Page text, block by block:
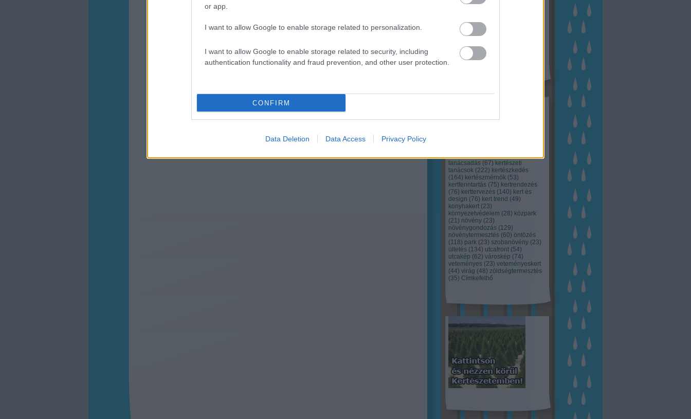
or app.
I want to allow Google to enable storage related to personalization.
I want to allow Google to enable storage related to security, including
authentication functionality and fraud prevention, and other user protection.
CONFIRM
Data Deletion Data Access Privacy Policy
Budapest (45) dísznövény
(126) kertészet (118) kertészeti
tanácsadás (67) kertészeti
tanácsok (222) kertészkedés
(164) kertészmérnök (53)
kertfenntartás (75) kertrendezés
(76) kerttervezés (140) kert és
design (76) kert trend (49)
konyhakert (23)
környezetvédelem (28) közpark
(21) növény (23)
növénygondozás (129)
növénytermesztés (60) öntözés
(118) park (23) szobanövény (23)
ültetés (134) utcafront (54)
utcakép (62) városkép (74)
veteményes (23) veteményeskert
(44) virág (48) zöldségtermesztés
(35) Címkefelhő